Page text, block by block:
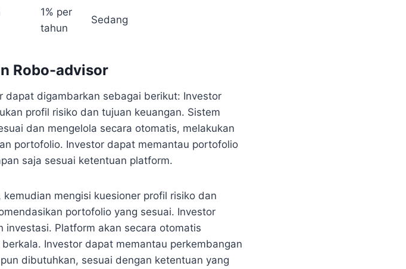
1% per
tahun
Sedang
Robo-advisor
dapat digambarkan sebagai berikut: Investor
profil risiko dan tujuan keuangan. Sistem
dan mengelola secara otomatis, melakukan
portofolio. Investor dapat memantau portofolio
saja sesuai ketentuan platform.
mengisi kuesioner profil risiko dan
portofolio yang sesuai. Investor
Platform akan secara otomatis
Investor dapat memantau perkembangan
dibutuhkan, sesuai dengan ketentuan yang